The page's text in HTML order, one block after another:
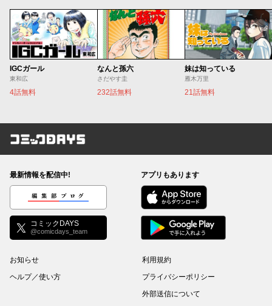
IGCガール
東和広
4話無料
なんと孫六
さだやす圭
232話無料
妹は知っている
雁木万里
21話無料
コミックDAYS
最新情報を配信中!
編集部ブログ
コミックDAYS
@comicdays_team
アプリもあります
お知らせ
ヘルプ／使い方
利用規約
プライバシーポリシー
外部送信について